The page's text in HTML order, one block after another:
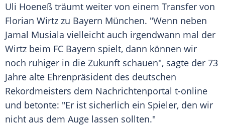
Uli Hoeneß träumt weiter von einem Transfer von
Florian Wirtz zu Bayern München. "Wenn neben
Jamal Musiala vielleicht auch irgendwann mal der
Wirtz beim FC Bayern spielt, dann können wir
noch ruhiger in die Zukunft schauen", sagte der 73
Jahre alte Ehrenpräsident des deutschen
Rekordmeisters dem Nachrichtenportal t-online
und betonte: "Er ist sicherlich ein Spieler, den wir
nicht aus dem Auge lassen sollten."